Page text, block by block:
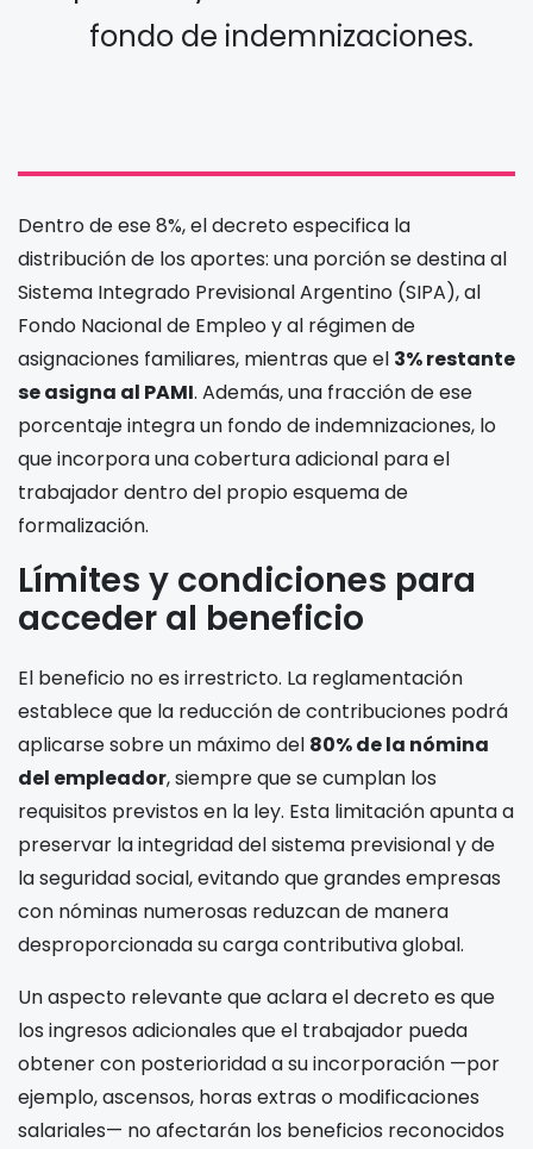
fondo de indemnizaciones.
Dentro de ese 8%, el decreto especifica la
distribución de los aportes: una porción se destina al
Sistema Integrado Previsional Argentino (SIPA), al
Fondo Nacional de Empleo y al régimen de
asignaciones familiares, mientras que el 3% restante
se asigna al PAMI. Además, una fracción de ese
porcentaje integra un fondo de indemnizaciones, lo
que incorpora una cobertura adicional para el
trabajador dentro del propio esquema de
formalización.
Límites y condiciones para
acceder al beneficio
El beneficio no es irrestricto. La reglamentación
establece que la reducción de contribuciones podrá
aplicarse sobre un máximo del 80% de la nómina
del empleador, siempre que se cumplan los
requisitos previstos en la ley. Esta limitación apunta a
preservar la integridad del sistema previsional y de
la seguridad social, evitando que grandes empresas
con nóminas numerosas reduzcan de manera
desproporcionada su carga contributiva global.
Un aspecto relevante que aclara el decreto es que
los ingresos adicionales que el trabajador pueda
obtener con posterioridad a su incorporación —por
ejemplo, ascensos, horas extras o modificaciones
salariales— no afectarán los beneficios reconocidos